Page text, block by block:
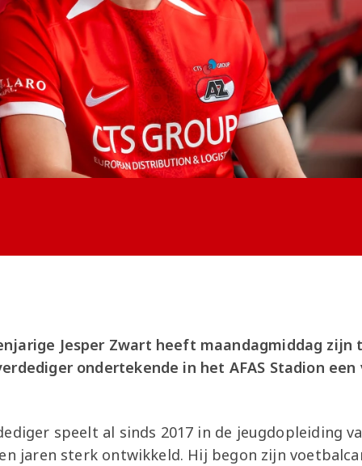
Jesper Zwart heeft maandagmiddag
ondertekende in het AFAS Stadion
speelt al sinds 2017 in de jeugdopleiding
jaren sterk ontwikkeld. Hij begon zijn